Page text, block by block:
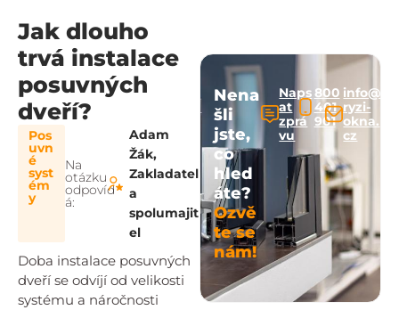
Jak dlouho
trvá instalace
posuvných
dveří?
Pos
uvn
é
syst
ém
y
Na
otázku
odpovíd
á:
Adam
Žák,
Zakladatel
a
spolumajit
el
Doba instalace posuvných
dveří se odvíjí od velikosti
systému a náročnosti
Nena
šli
jste,
co
hled
áte?
Ozvě
te se
nám!
Naps
at
zprá
vu
800
401
901
info@
ryzi-
okna.
cz